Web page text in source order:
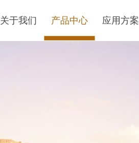
关于我们 产品中心 应用方案